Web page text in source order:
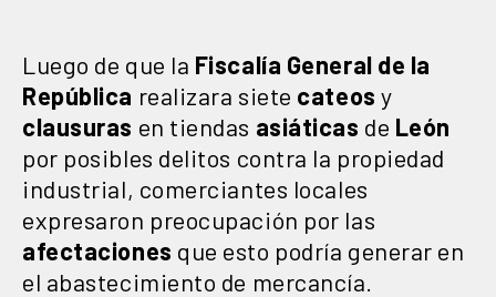
Luego de que la Fiscalía General de la
República realizara siete cateos y
clausuras en tiendas asiáticas de León
por posibles delitos contra la propiedad
industrial, comerciantes locales
expresaron preocupación por las
afectaciones que esto podría generar en
el abastecimiento de mercancía.